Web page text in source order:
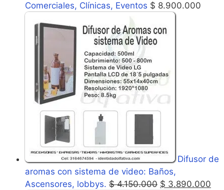
Comerciales, Clínicas, Eventos $ 8.900.000
Difusor de
aromas con sistema de video: Baños,
Ascensores, lobbys. $4.150.000 $ 3.890.000